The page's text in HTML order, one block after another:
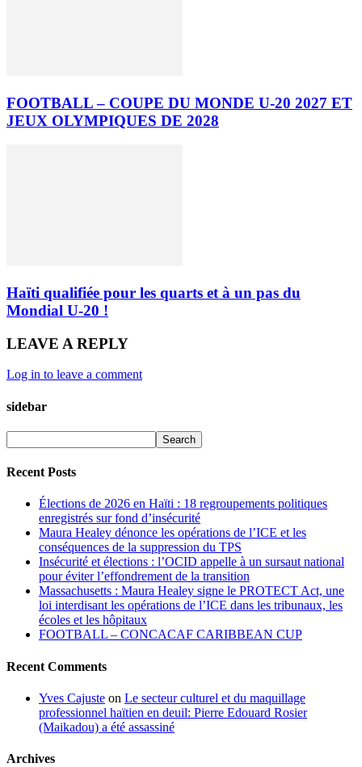
FOOTBALL – COUPE DU MONDE U-20 2027 ET
JEUX OLYMPIQUES DE 2028
Haïti qualifiée pour les quarts et à un pas du
Mondial U-20 !
LEAVE A REPLY
Log in to leave a comment
sidebar
Recent Posts
Élections de 2026 en Haïti : 18 regroupements politiques
enregistrés sur fond d’insécurité
Maura Healey dénonce les opérations de l’ICE et les
conséquences de la suppression du TPS
Insécurité et élections : l’OCID appelle à un sursaut national
pour éviter l’effondrement de la transition
Massachusetts : Maura Healey signe le PROTECT Act, une
loi interdisant les opérations de l’ICE dans les tribunaux, les
écoles et les hôpitaux
FOOTBALL – CONCACAF CARIBBEAN CUP
Recent Comments
Yves Cajuste on Le secteur culturel et du maquillage
professionnel haïtien en deuil: Pierre Edouard Rosier
(Maikadou) a été assassiné
Archives